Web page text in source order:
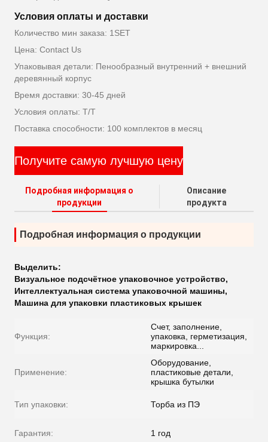
Условия оплаты и доставки
Количество мин заказа: 1SET
Цена: Contact Us
Упаковывая детали: Пенообразный внутренний + внешний
деревянный корпус
Время доставки: 30-45 дней
Условия оплаты: T/T
Поставка способности: 100 комплектов в месяц
Получите самую лучшую цену
Подробная информация о
продукции
Описание
продукта
Подробная информация о продукции
Выделить:
Визуальное подсчётное упаковочное устройство,
Интеллектуальная система упаковочной машины,
Машина для упаковки пластиковых крышек
Функция:
Счет, заполнение,
упаковка, герметизация,
маркировка...
Применение:
Оборудование,
пластиковые детали,
крышка бутылки
Тип упаковки: Торба из ПЭ
Гарантия: 1 год